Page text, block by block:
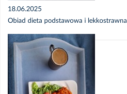
18.06.2025
Obiad dieta podstawowa i lekkostrawna